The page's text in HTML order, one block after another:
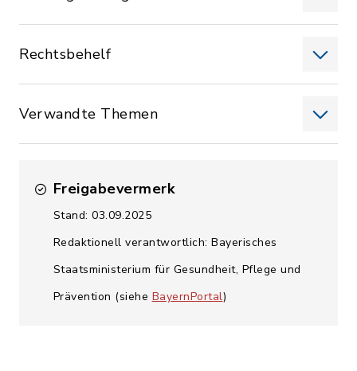
Rechtsbehelf
Verwandte Themen
Freigabevermerk
Stand: 03.09.2025
Redaktionell verantwortlich: Bayerisches
Staatsministerium für Gesundheit, Pflege und
Prävention (siehe BayernPortal)